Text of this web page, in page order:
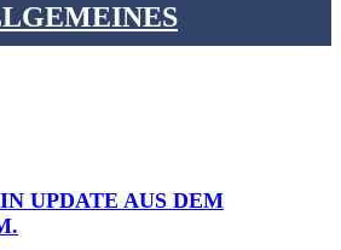
UPDATE AUS DEM